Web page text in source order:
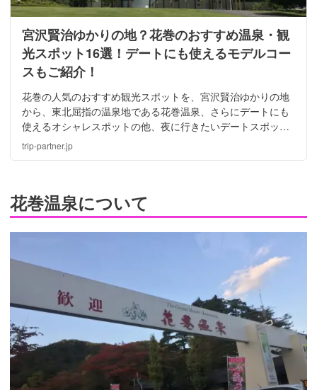
宮沢賢治ゆかりの地？花巻のおすすめ温泉・観
光スポット16選！デートにも使えるモデルコー
スもご紹介！
花巻の人気のおすすめ観光スポットを、宮沢賢治ゆかりの地
から、東北屈指の温泉地である花巻温泉、さらにデートにも
使えるオシャレスポットの他、夜に行きたいデートスポット
まで、花巻のおすすめ観光情報をお届け。最後は、デートに
使えるのモデルコースもご紹介します。
trip-partner.jp
花巻温泉について